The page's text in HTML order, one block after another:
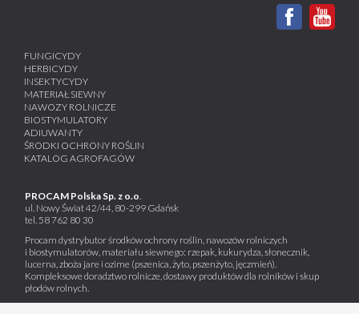
FUNGICYDY
HERBICYDY
INSEKTYCYDY
MATERIAŁ SIEWNY
NAWOZY ROLNICZE
BIOSTYMULATORY
ADIUWANTY
ŚRODKI OCHRONY ROŚLIN
KATALOG AGROFAGÓW
PROCAM Polska Sp. z o.o.
ul. Nowy Świat 42/44, 80-299 Gdańsk
tel. 58 762 80 30
Procam dystrybutor środków ochrony roślin, nawozów rolniczych
i biostymulatorów, materiału siewnego: rzepak, kukurydza, słonecznik,
lucerna, zboża jare i ozime (pszenica, żyto, pszenżyto, jęczmień).
Kompleksowe doradztwo rolnicze, dostawy produktów dla rolników i skup
płodów rolnych.